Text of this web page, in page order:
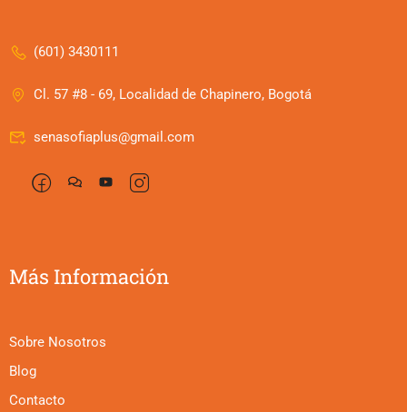
(601) 3430111
Cl. 57 #8 - 69, Localidad de Chapinero, Bogotá
senasofiaplus@gmail.com
Más Información
Sobre Nosotros
Blog
Contacto